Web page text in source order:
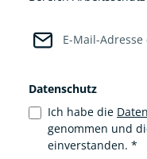
Datenschutz
Ich habe die
genommen und
einverstanden. *